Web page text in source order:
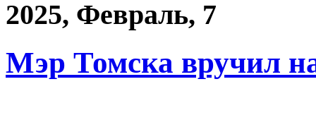
2025, Февраль, 7
Мэр Томска вручил